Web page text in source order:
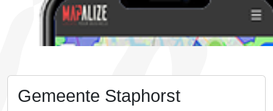
Gemeente Staphorst